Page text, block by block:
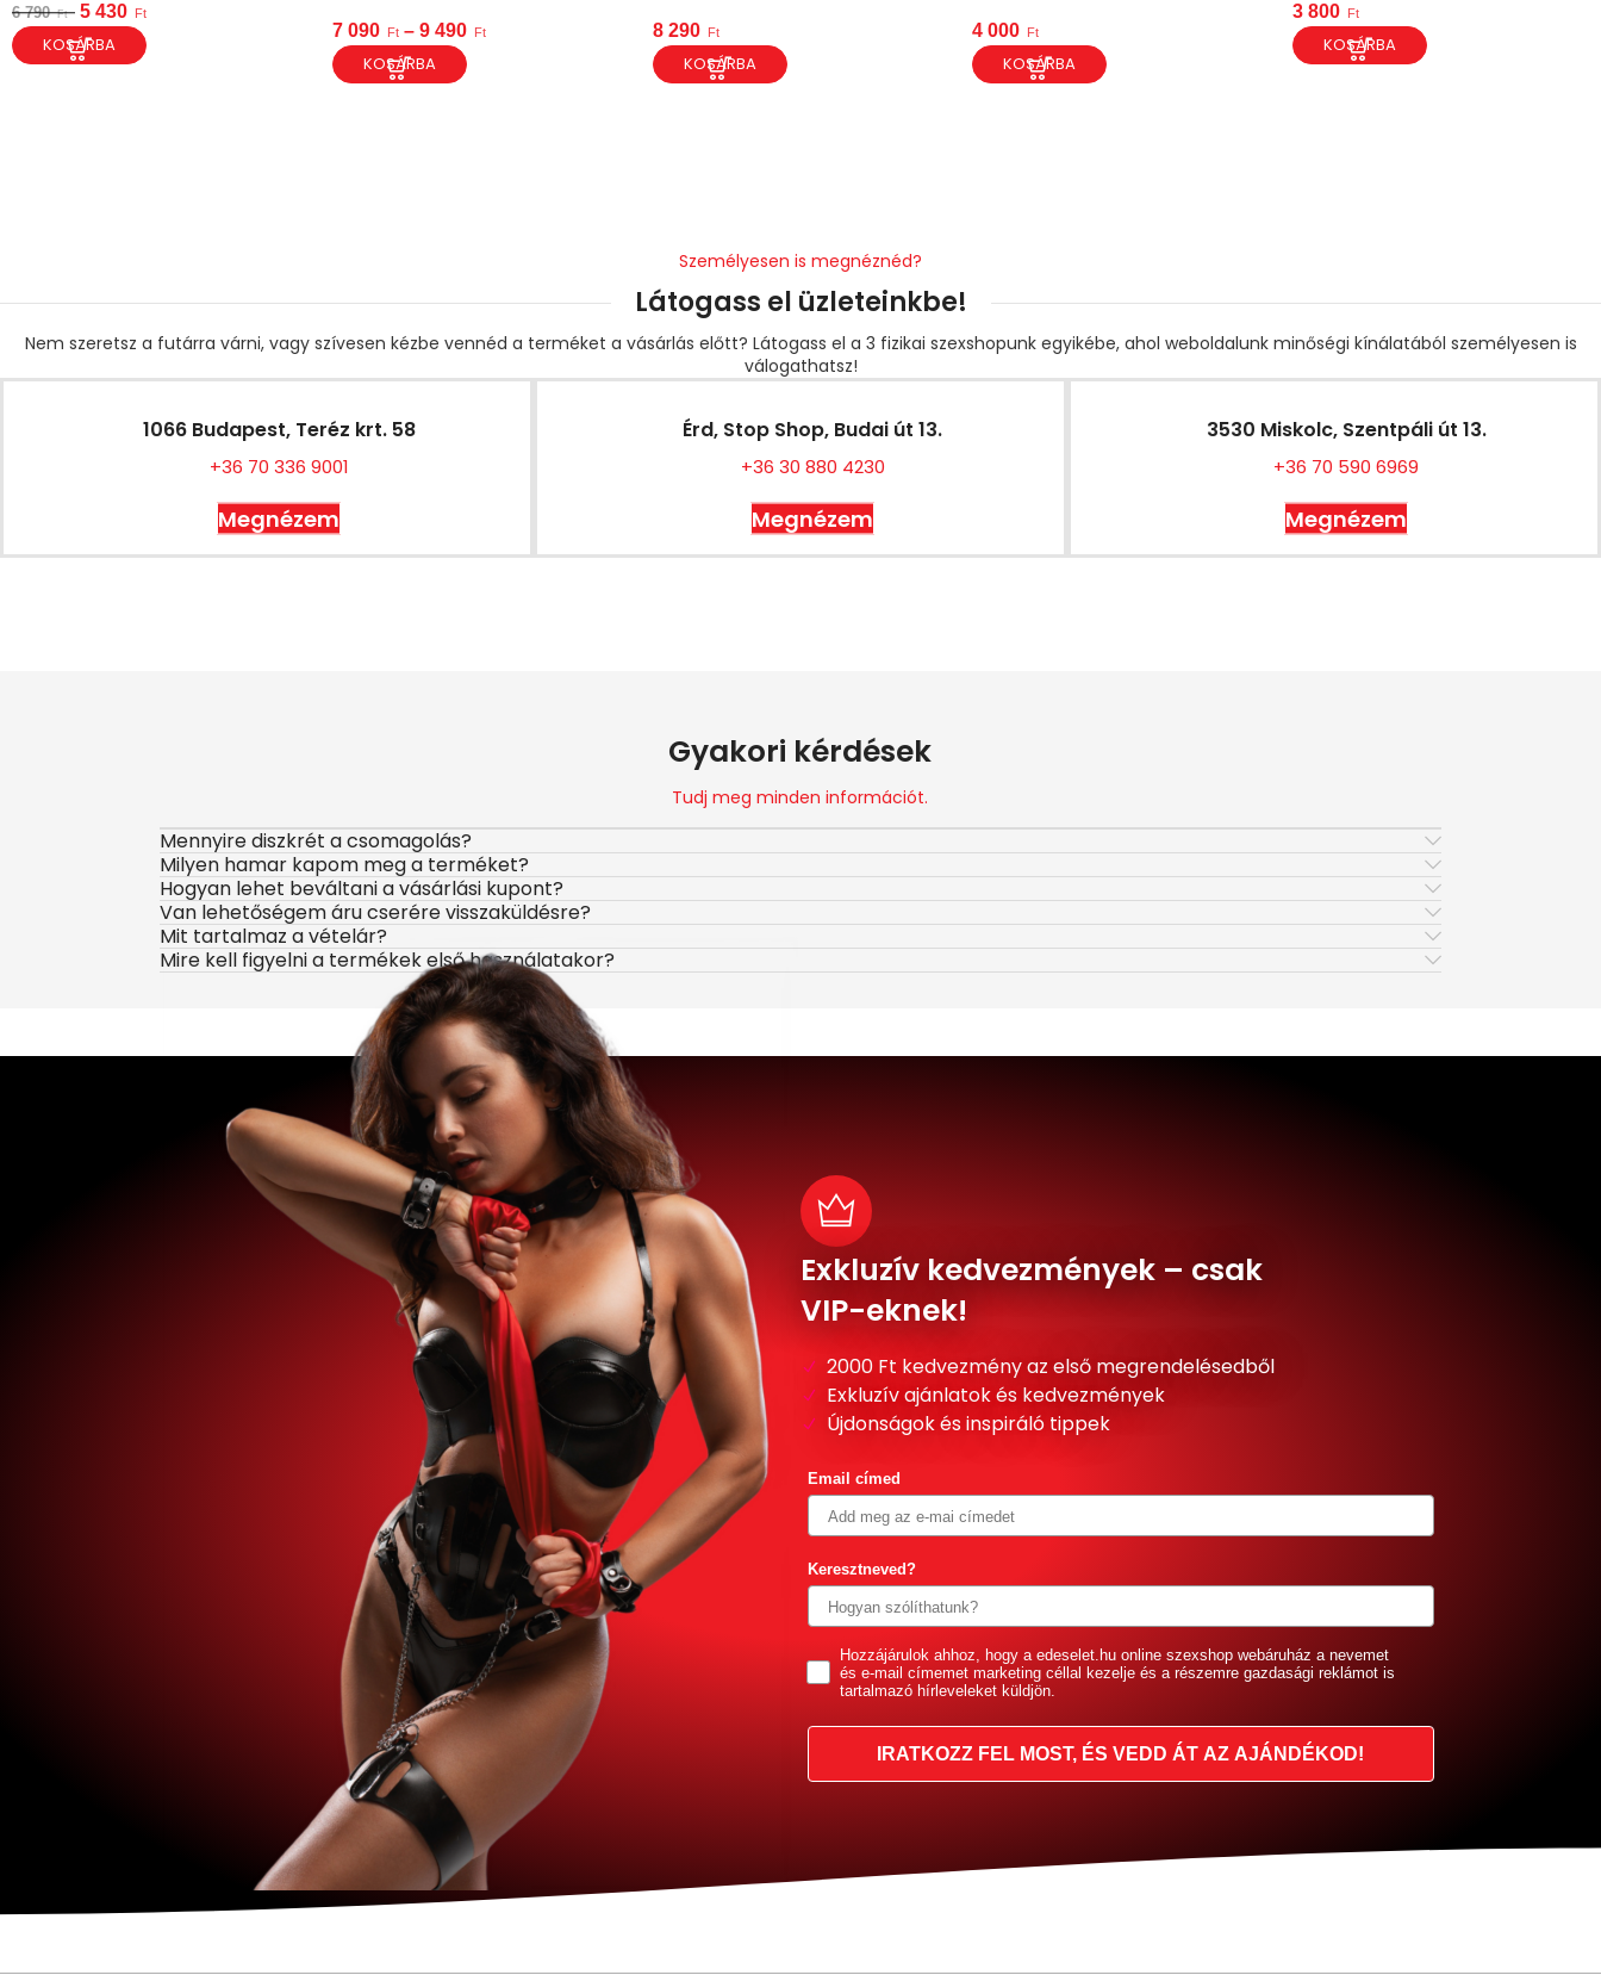
6 790 Ft 5 430 Ft
KOSÁRBA
7 090 Ft – 9 490 Ft
KOSÁRBA
8 290 Ft
KOSÁRBA
4 000 Ft
KOSÁRBA
3 800 Ft
KOSÁRBA
Személyesen is megnéznéd?
Látogass el üzleteinkbe!
Nem szeretsz a futárra várni, vagy szívesen kézbe vennéd a terméket a vásárlás előtt? Látogass el a 3 fizikai szexshopunk egyikébe, ahol weboldalunk minőségi kínálatából személyesen is
válogathatsz!
1066 Budapest, Teréz krt. 58
+36 70 336 9001
Megnézem
Érd, Stop Shop, Budai út 13.
+36 30 880 4230
Megnézem
3530 Miskolc, Szentpáli út 13.
+36 70 590 6969
Megnézem
Gyakori kérdések
Tudj meg minden információt.
Mennyire diszkrét a csomagolás?
Milyen hamar kapom meg a terméket?
Hogyan lehet beváltani a vásárlási kupont?
Van lehetőségem áru cserére visszaküldésre?
Mit tartalmaz a vételár?
Mire kell figyelni a termékek első használatakor?
Exkluzív kedvezmények – csak
VIP-eknek!
2000 Ft kedvezmény az első megrendelésedből
Exkluzív ajánlatok és kedvezmények
Újdonságok és inspiráló tippek
Email címed
Keresztneved?
GDPRHozzájárulok ahhoz, hogy a edeselet.hu online szexshop webáruház a nevemet
és e-mail címemet marketing céllal kezelje és a részemre gazdasági reklámot is
tartalmazó hírleveleket küldjön.
IRATKOZZ FEL MOST, ÉS VEDD ÁT AZ AJÁNDÉKOD!